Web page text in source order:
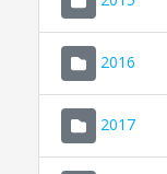
2016
2017